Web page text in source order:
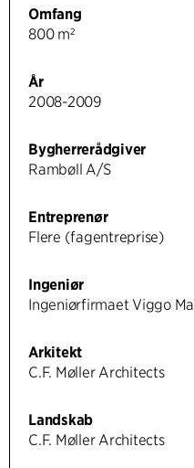
Omfang
800 m²
År
2008-2009
Bygherrerådgiver
Rambøll A/S
Entreprenør
Flere (fagentreprise)
Ingeniør
Ingeniørfirmaet Viggo
Arkitekt
C.F. Møller Architects
Landskab
C.F. Møller Architects